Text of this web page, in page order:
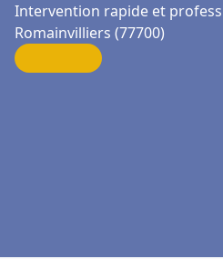
Intervention rapide et
Romainvilliers (77700)